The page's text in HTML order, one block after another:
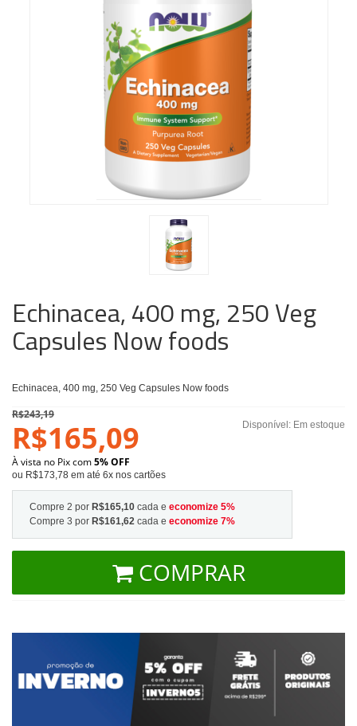
Echinacea, 400 mg, 250 Veg
Capsules Now foods
Echinacea, 400 mg, 250 Veg Capsules Now foods
Disponível: Em estoque
R$243,19
R$165,09
À vista no Pix com5% OFF
ou R$173,78 em até 6x nos cartões
Compre 2 por R$165,10 cada e economize 5%
Compre 3 por R$161,62 cada e economize 7%
COMPRAR